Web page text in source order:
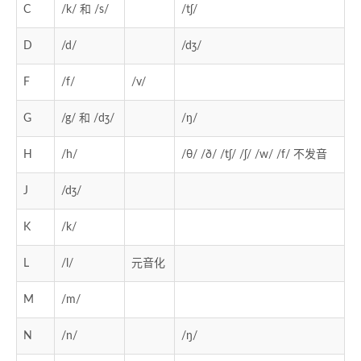
C /k/ 和 /s/ /tʃ/
D /d/ /dʒ/
F /f/ /v/
G /g/ 和 /dʒ/ /ŋ/
H /h/ /θ/ /ð/ /tʃ/ /ʃ/ /w/ /f/ 不发音
J /dʒ/
K /k/
L /l/ 元音化
M /m/
N /n/ /ŋ/